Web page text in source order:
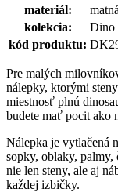
materiál:
kolekcia:
Dino
kód produktu:
Pre malých
nálepky, ktorými
miestnosť plnú
budete mať pocit ako
Nálepka je vytlačená
sopky, oblaky, palmy,
nie len steny, ale aj
každej izbičky.